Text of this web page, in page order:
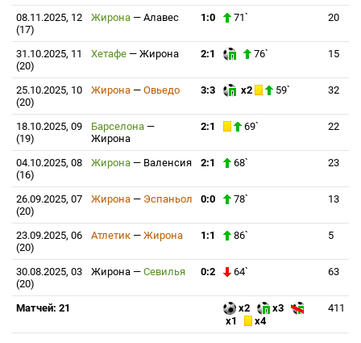
08.11.2025, 12
(17)
Жирона — Алавес 1:0 71` 20
31.10.2025, 11
(20)
Хетафе — Жирона 2:1 76` 15
25.10.2025, 10
(20)
Жирона — Овьедо 3:3 x2 59` 32
18.10.2025, 09
(19)
Барселона —
Жирона
2:1 69` 22
04.10.2025, 08
(16)
Жирона — Валенсия 2:1 68` 23
26.09.2025, 07
(20)
Жирона — Эспаньол 0:0 78` 13
23.09.2025, 06
(20)
Атлетик — Жирона 1:1 86` 5
30.08.2025, 03
(20)
Жирона — Севилья 0:2 64` 63
Матчей: 21 x2
x3
x1
x4
411